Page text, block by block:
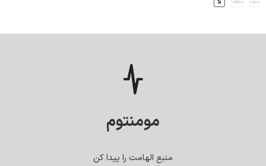
L
M
S
مومنتوم
منبع الهامت را پیدا کن